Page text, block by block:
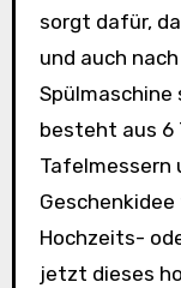
sorgt dafür,
und auch
Spülmaschine
besteht aus 6
Tafelmessern
Hochzeits-
jetzt dieses